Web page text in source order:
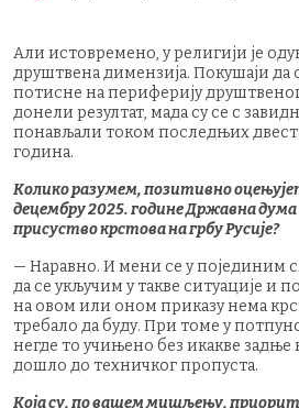
Али истовремено, у религији је
друштвена димензија. Покушаји да
потисне на периферију
донели резултат, мада су се с
понављали током последњих
година.
Колико разумем, позитивно
децембру 2025. године Државна
присуство крстова на грбу Русије?
— Наравно. И мени се у појединим
да се укључим у такве ситуације и
на овом или оном приказу нема
требало да буду. При томе у
негде то учињено без икакве задње
дошло до техничког пропуста.
Која су, по вашем мишљењу,